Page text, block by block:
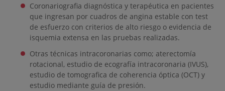
Coronariografia diagnóstica y terapéutica en pacientes
que ingresan por cuadros de angina estable con test
de esfuerzo con criterios de alto riesgo o evidencia de
isquemia extensa en las pruebas realizadas.
Otras técnicas intracoronarias como; aterectomía
rotacional, estudio de ecografía intracoronaria (IVUS),
estudio de tomografica de coherencia óptica (OCT) y
estudio mediante guía de presión.